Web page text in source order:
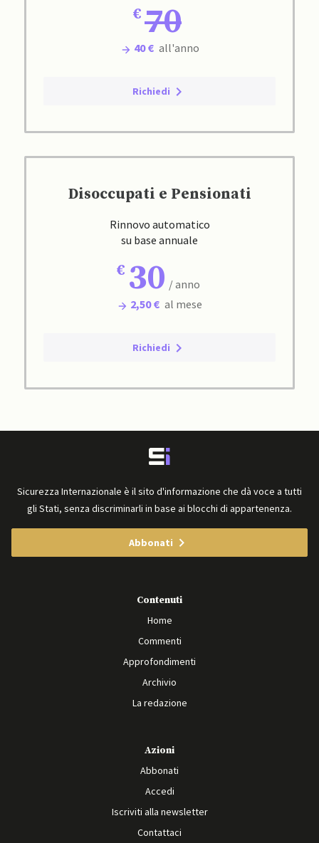
70
40 € all'anno
Richiedi
Disoccupati e Pensionati
Rinnovo automatico
su base annuale
30 / anno
2,50 € al mese
Richiedi
Sicurezza Internazionale è il sito d'informazione che dà voce a tutti
gli Stati, senza discriminarli in base ai blocchi di appartenenza.
Abbonati
Contenuti
Home
Commenti
Approfondimenti
Archivio
La redazione
Azioni
Abbonati
Accedi
Iscriviti alla newsletter
Contattaci